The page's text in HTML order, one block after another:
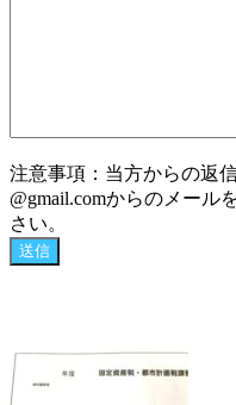
注意事項：当方からの返
@gmail.comからのメール
さい。